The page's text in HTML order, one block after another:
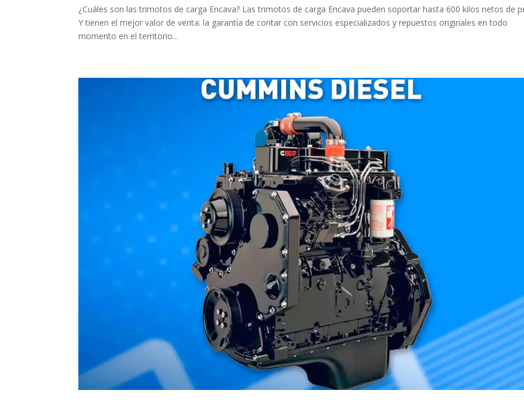
¿Cuáles son las trimotos de carga Encava? Las trimotos de carga Encava pueden soportar hasta 600 kilos netos de
Y tienen el mejor valor de venta: la garantía de contar con servicios especializados y repuestos originales en todo
momento en el territorio...